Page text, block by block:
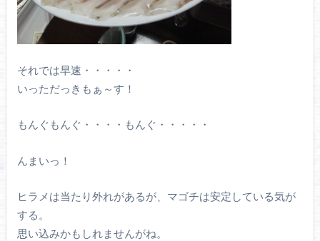
それでは早速・・・・・
いっただっきもぁ～す！
もんぐもんぐ・・・・もんぐ・・・・・
んまいっ！
ヒラメは当たり外れがあるが、マゴチは安定している気が
する。
思い込みかもしれませんがね。